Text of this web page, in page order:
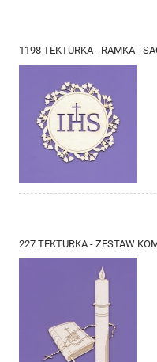
1198 TEKTURKA - RAMKA -
227 TEKTURKA - ZESTAW